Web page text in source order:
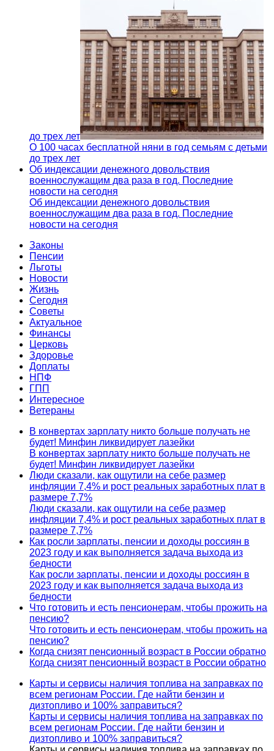
до трех лет
О 100 часах бесплатной няни в год семьям с детьми
до трех лет
Об индексации денежного довольствия
военнослужащим два раза в год. Последние
новости на сегодня
Об индексации денежного довольствия
военнослужащим два раза в год. Последние
новости на сегодня
Законы
Пенсии
Льготы
Новости
Жизнь
Сегодня
Советы
Актуальное
Финансы
Церковь
Здоровье
Доплаты
НПФ
ГПП
Интересное
Ветераны
В конвертах зарплату никто больше получать не
будет! Минфин ликвидирует лазейки
В конвертах зарплату никто больше получать не
будет! Минфин ликвидирует лазейки
Люди сказали, как ощутили на себе размер
инфляции 7,4% и рост реальных заработных плат в
размере 7,7%
Люди сказали, как ощутили на себе размер
инфляции 7,4% и рост реальных заработных плат в
размере 7,7%
Как росли зарплаты, пенсии и доходы россиян в
2023 году и как выполняется задача выхода из
бедности
Как росли зарплаты, пенсии и доходы россиян в
2023 году и как выполняется задача выхода из
бедности
Что готовить и есть пенсионерам, чтобы прожить на
пенсию?
Что готовить и есть пенсионерам, чтобы прожить на
пенсию?
Когда снизят пенсионный возраст в России обратно
Когда снизят пенсионный возраст в России обратно
Карты и сервисы наличия топлива на заправках по
всем регионам России. Где найти бензин и
дизтопливо и 100% заправиться?
Карты и сервисы наличия топлива на заправках по
всем регионам России. Где найти бензин и
дизтопливо и 100% заправиться?